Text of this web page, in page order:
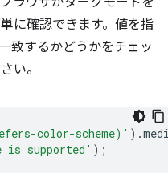
に確認できます。値を指
致するかどうかをチェッ
い。
color-scheme)' ).
is supported' );